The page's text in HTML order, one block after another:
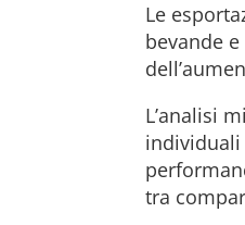
Le
bevande
L’analisi
individuali
tra